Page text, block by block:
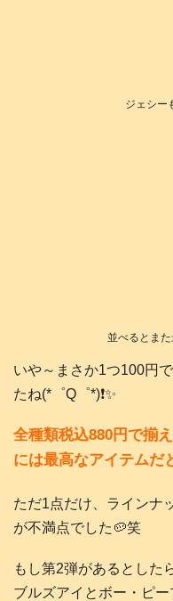
ジェシー
並べるとま
いや～まさか1つ100円
たね(*゜Q゜*)❗️✨
全種類税込880円で揃
には最高なアイテムだ
ただ1点だけ、ラインナ
が不満点でした🥔笑
もし第2弾があるとした
ブルズアイとボー・ピ